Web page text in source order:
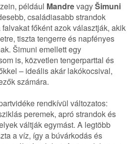
például MandrevagyŠimuni
családiasabb strandok
főként azok választják, akik
tiszta tengerre és napfényes
Šimuni emellett egy
is, közvetlen tengerparttal és
– ideális akár lakókocsival,
számára.
rendkívül változatos:
peremek, apró strandok és
váltják egymást. A legtöbb
a víz, így a búvárkodás és